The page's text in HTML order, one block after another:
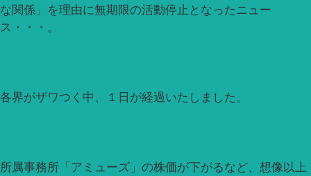
な関係」を理由に無期限の活動停止となったニュー
ス・・・。
各界がザワつく中、１日が経過いたしました。
所属事務所「アミューズ」の株価が下がるなど、想像以上